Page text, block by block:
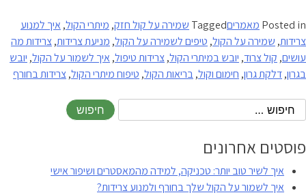
Posted in מאמריםTagged שמירה על קול חזק, מיתרי הקול, איך למנוע
צרידות, שמירה על הקול, טיפים לשמירה על הקול, מניעת צרידות,צרידות מה
עושים, קול צרוד, יובש במיתרי הקול,צרידות טיפול, איך לשמור על הקול, יובש
בגרון,דלקת גרון, חימום וקול,בריאות הקול, טיפוח מיתרי הקול,צרידות בחורף
פוסטים אחרונים
איך לשיר טוב יותר: טכניקה, למידה מהמאסטרים ושיפור אישי
איך לשמור על הקול שלך בחורף ולמנוע צרידות?